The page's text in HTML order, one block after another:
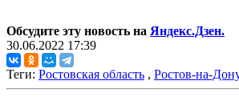
Обсудите эту новость на Яндекс.Дзен.
30.06.2022 17:39
Теги: Ростовская область , Ростов-на-